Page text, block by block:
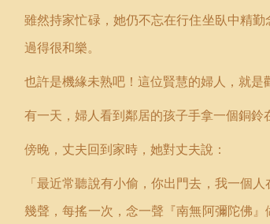
雖然持家忙碌，她仍不忘在行住坐臥中精
過得很和樂。
也許是機緣未熟吧！這位賢慧的婦人，就是
有一天，婦人看到鄰居的孩子手拿一個銅鈴
傍晚，丈夫回到家時，她對丈夫說：
「最近常聽說有小偷，你出門去，我一個
幾聲，每搖一次，念一聲『南無阿彌陀佛